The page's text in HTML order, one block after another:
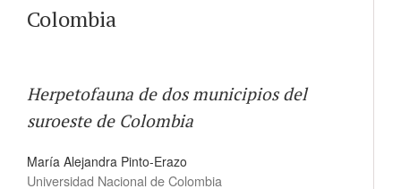
Colombia
Herpetofauna de dos municipios del
suroeste de Colombia
María Alejandra Pinto-Erazo
Universidad Nacional de Colombia